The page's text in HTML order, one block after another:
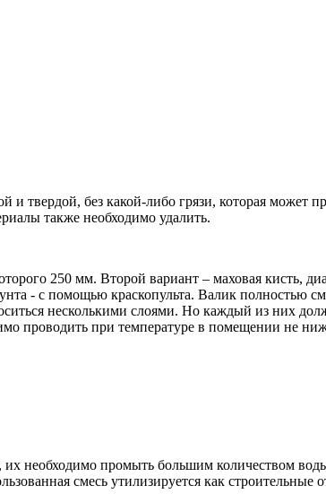
твердой, без какой-либо грязи, которая может
также необходимо удалить.
250 мм. Второй вариант – маховая кисть,
- с помощью краскопульта. Валик полностью
несколькими слоями. Но каждый из них
проводить при температуре в помещении не
необходимо промыть большим количеством
смесь утилизируется как строительные